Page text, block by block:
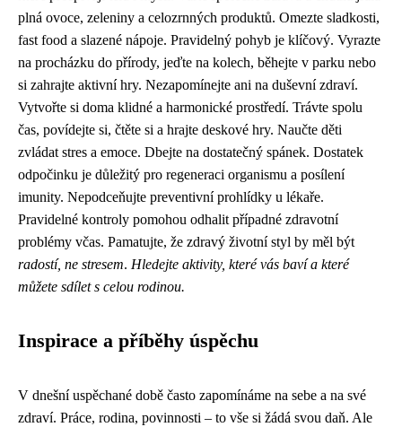
plná ovoce, zeleniny a celozrnných produktů. Omezte sladkosti,
fast food a slazené nápoje. Pravidelný pohyb je klíčový. Vyrazte
na procházku do přírody, jeďte na kolech, běhejte v parku nebo
si zahrajte aktivní hry. Nezapomínejte ani na duševní zdraví.
Vytvořte si doma klidné a harmonické prostředí. Trávte spolu
čas, povídejte si, čtěte si a hrajte deskové hry. Naučte děti
zvládat stres a emoce. Dbejte na dostatečný spánek. Dostatek
odpočinku je důležitý pro regeneraci organismu a posílení
imunity. Nepodceňujte preventivní prohlídky u lékaře.
Pravidelné kontroly pomohou odhalit případné zdravotní
problémy včas. Pamatujte, že zdravý životní styl by měl být
radostí, ne stresem. Hledejte aktivity, které vás baví a které
můžete sdílet s celou rodinou.
Inspirace a příběhy úspěchu
V dnešní uspěchané době často zapomínáme na sebe a na své
zdraví. Práce, rodina, povinnosti – to vše si žádá svou daň. Ale